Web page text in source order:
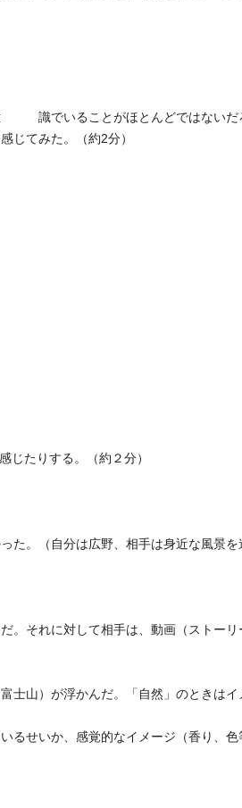
意 識でいることがほとんどではないだ
じてみた。（約2分）
じたりする。（約２分）
た。（自分は広野、相手は身近な風景を
。それに対して相手は、動画（ストーリ
士山）が浮かんだ。「自然」のときはイ
るせいか、感覚的なイメージ（香り、色